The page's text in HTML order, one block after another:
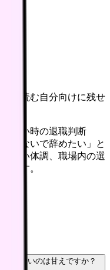
で読む自分向けに残せ
ない時の退職判断
れないで辞めたい」と
たい体調、職場内の選
ます。
られないのは甘えですか？